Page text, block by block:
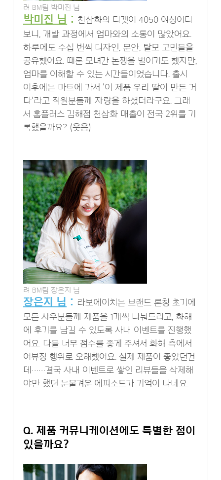
려 BM팀 박미진 님
박미진 님 : 천삼화의 타겟이 4050 여성이다
보니, 개발 과정에서 엄마와의 소통이 많았어요.
하루에도 수십 번씩 디자인, 문안, 탈모 고민들을
공유했어요. 때론 모녀간 논쟁을 벌이기도 했지만,
엄마를 이해할 수 있는 시간들이었습니다. 출시
이후에는 마트에 가서 '이 제품 우리 딸이 만든 거
다'라고 직원분들께 자랑을 하셨더라구요. 그래
서 홈플러스 김해점 천삼화 매출이 전국 2위를 기
록했을까요? (웃음)
려 BM팀 장은지 님
장은지 님 :
라보에이치는 브랜드 론칭 초기에
모든 사우분들께 제품을 1개씩 나눠드리고, 화해
에 후기를 남길 수 있도록 사내 이벤트를 진행했
어요. 다들 너무 점수를 좋게 주셔서 화해 측에서
어뷰징 행위로 오해했어요. 실제 제품이 좋았던건
데……결국 사내 이벤트로 쌓인 리뷰들을 삭제해
야만 했던 눈물겨운 에피소드가 기억이 나네요.
Q. 제품 커뮤니케이션에도 특별한 점이
있을까요?